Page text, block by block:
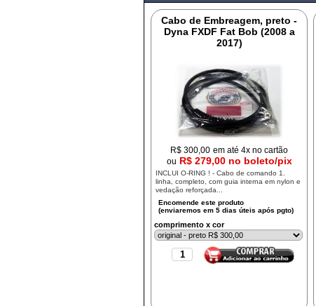
Cabo de Embreagem, preto -
Dyna FXDF Fat Bob (2008 a
2017)
R$300,00 em até 4x no cartão
ou R$ 279,00 no boleto/pix
INCLUI O-RING ! - Cabo de comando 1.
linha, completo, com guia interna em nylon e
vedação reforçada...
comprimento x cor